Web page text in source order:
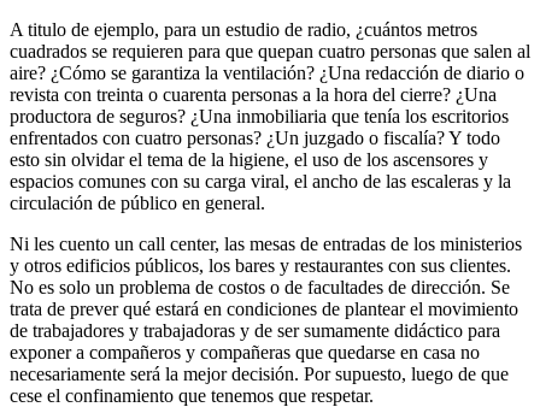
A titulo de ejemplo, para un estudio de radio, ¿cuántos metros
cuadrados se requieren para que quepan cuatro personas que salen al
aire? ¿Cómo se garantiza la ventilación? ¿Una redacción de diario o
revista con treinta o cuarenta personas a la hora del cierre? ¿Una
productora de seguros? ¿Una inmobiliaria que tenía los escritorios
enfrentados con cuatro personas? ¿Un juzgado o fiscalía? Y todo
esto sin olvidar el tema de la higiene, el uso de los ascensores y
espacios comunes con su carga viral, el ancho de las escaleras y la
circulación de público en general.
Ni les cuento un call center, las mesas de entradas de los ministerios
y otros edificios públicos, los bares y restaurantes con sus clientes.
No es solo un problema de costos o de facultades de dirección. Se
trata de prever qué estará en condiciones de plantear el movimiento
de trabajadores y trabajadoras y de ser sumamente didáctico para
exponer a compañeros y compañeras que quedarse en casa no
necesariamente será la mejor decisión. Por supuesto, luego de que
cese el confinamiento que tenemos que respetar.